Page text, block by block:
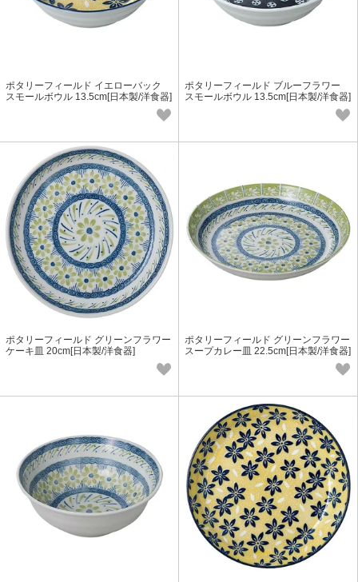
ポタリーフィールド イエローバック
スモールボウル 13.5cm[日本製/洋食器]
ポタリーフィールド ブルーフラワー
スモールボウル 13.5cm[日本製/洋食器]
ポタリーフィールド グリーンフラワー
ケーキ皿 20cm[日本製/洋食器]
ポタリーフィールド グリーンフラワー
スープカレー皿 22.5cm[日本製/洋食器]